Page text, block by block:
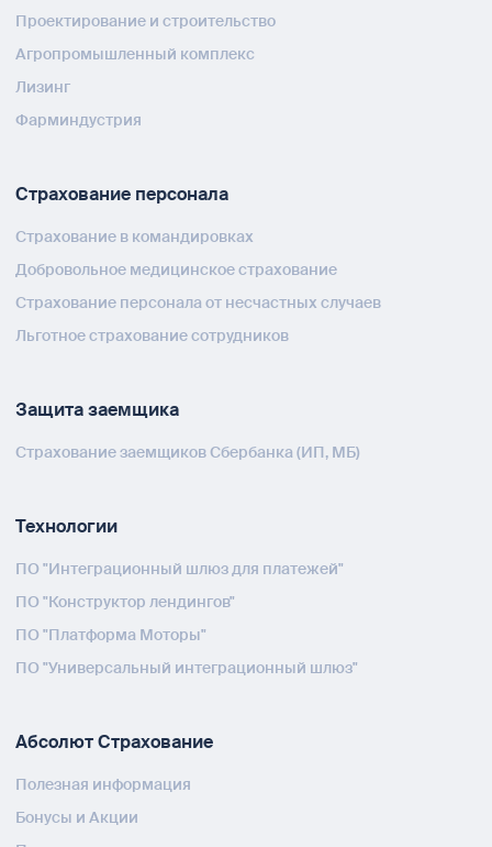
Проектирование и строительство
Агропромышленный комплекс
Лизинг
Фарминдустрия
Страхование персонала
Страхование в командировках
Добровольное медицинское страхование
Страхование персонала от несчастных случаев
Льготное страхование сотрудников
Защита заемщика
Страхование заемщиков Сбербанка (ИП, МБ)
Технологии
ПО "Интеграционный шлюз для платежей"
ПО "Конструктор лендингов"
ПО "Платформа Моторы"
ПО "Универсальный интеграционный шлюз"
Абсолют Страхование
Полезная информация
Бонусы и Акции